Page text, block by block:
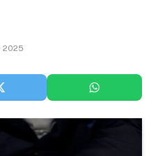
2025